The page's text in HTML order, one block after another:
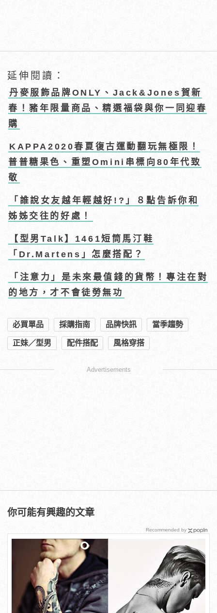
延伸閱讀：
丹麥服飾品牌ONLY、Jack&Jones賀新
春！豬年限量商品、精選福袋與你一同迎春
購
KAPPA2020春夏復古運動翻玩無極限！
普普糖果色、重塑Omini串標向80年代致
敬
「誰說女友越年輕越好!?」８點告訴你和
姊姊交往的好處！
【型男Talk】1461短筒馬汀鞋
「Dr.Martens」怎麼搭配？
「注意力」是未來最值錢的貨幣！專注在對
的地方，才不會徒勞無功
必買單品 採購指南 品牌快訊 當季趨勢
正妹／型男 配件搭配 風格穿搭
Advertisements
你可能有興趣的文章
Recommended by